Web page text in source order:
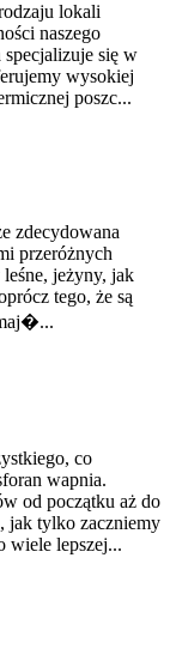
lokali
naszego
się w
wysokiej
poszc...
zdecydowana
przeróżnych
jeżyny, jak
tego, że są
co
wapnia.
od początku aż do
jak tylko zaczniemy
wiele lepszej...